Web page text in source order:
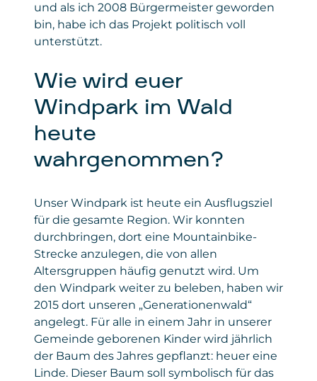
und als ich 2008 Bürgermeister geworden
bin, habe ich das Projekt politisch voll
unterstützt.
Wie wird euer
Windpark im Wald
heute
wahrgenommen?
Unser Windpark ist heute ein Ausflugsziel
für die gesamte Region. Wir konnten
durchbringen, dort eine Mountainbike-
Strecke anzulegen, die von allen
Altersgruppen häufig genutzt wird. Um
den Windpark weiter zu beleben, haben wir
2015 dort unseren „Generationenwald“
angelegt. Für alle in einem Jahr in unserer
Gemeinde geborenen Kinder wird jährlich
der Baum des Jahres gepflanzt: heuer eine
Linde. Dieser Baum soll symbolisch für das